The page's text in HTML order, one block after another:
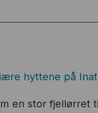
hyttene på
en stor fjellørret